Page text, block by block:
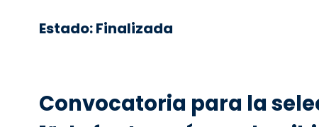
Estado: Finalizada
Convocatoria para la